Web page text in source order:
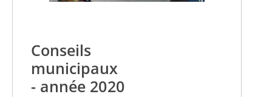
Conseils
municipaux
- année 2020